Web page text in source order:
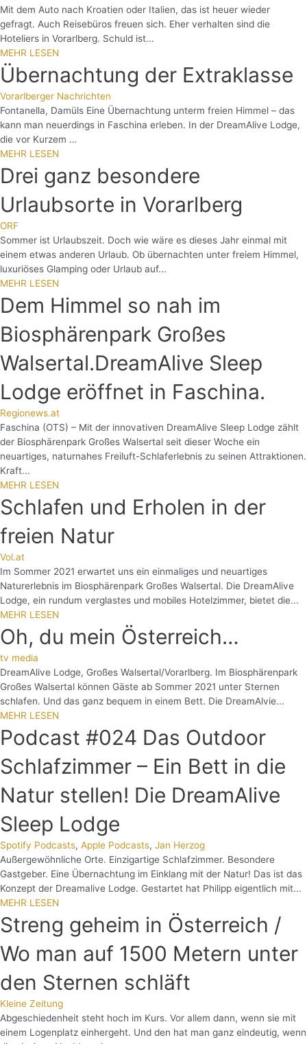
Mit dem Auto nach Kroatien oder Italien, das ist heuer wieder
gefragt. Auch Reisebüros freuen sich. Eher verhalten sind die
Hoteliers in Vorarlberg. Schuld ist...
MEHR LESEN
Übernachtung der Extraklasse
Vorarlberger Nachrichten
Fontanella, Damüls Eine Übernachtung unterm freien Himmel – das
kann man neuerdings in Faschina erleben. In der DreamAlive Lodge,
die vor Kurzem …
MEHR LESEN
Drei ganz besondere
Urlaubsorte in Vorarlberg
ORF
Sommer ist Urlaubszeit. Doch wie wäre es dieses Jahr einmal mit
einem etwas anderen Urlaub. Ob übernachten unter freiem Himmel,
luxuriöses Glamping oder Urlaub auf...
MEHR LESEN
Dem Himmel so nah im
Biosphärenpark Großes
Walsertal.DreamAlive Sleep
Lodge eröffnet in Faschina.
Regionews.at
Faschina (OTS) – Mit der innovativen DreamAlive Sleep Lodge zählt
der Biosphärenpark Großes Walsertal seit dieser Woche ein
neuartiges, naturnahes Freiluft-Schlaferlebnis zu seinen Attraktionen.
Kraft...
MEHR LESEN
Schlafen und Erholen in der
freien Natur
Vol.at
Im Sommer 2021 erwartet uns ein einmaliges und neuartiges
Naturerlebnis im Biosphärenpark Großes Walsertal. Die DreamAlive
Lodge, ein rundum verglastes und mobiles Hotelzimmer, bietet die...
MEHR LESEN
Oh, du mein Österreich…
tv media
DreamAlive Lodge, Großes Walsertal/Vorarlberg. Im Biosphärenpark
Großes Walsertal können Gäste ab Sommer 2021 unter Sternen
schlafen. Und das ganz bequem in einem Bett. Die DreamAlvie...
MEHR LESEN
Podcast #024 Das Outdoor
Schlafzimmer – Ein Bett in die
Natur stellen! Die DreamAlive
Sleep Lodge
Spotify Podcasts, Apple Podcasts, Jan Herzog
Außergewöhnliche Orte. Einzigartige Schlafzimmer. Besondere
Gastgeber. Eine Übernachtung im Einklang mit der Natur! Das ist das
Konzept der Dreamalive Lodge. Gestartet hat Philipp eigentlich mit...
MEHR LESEN
Streng geheim in Österreich /
Wo man auf 1500 Metern unter
den Sternen schläft
Kleine Zeitung
Abgeschiedenheit steht hoch im Kurs. Vor allem dann, wenn sie mit
einem Logenplatz einhergeht. Und den hat man ganz eindeutig, wenn